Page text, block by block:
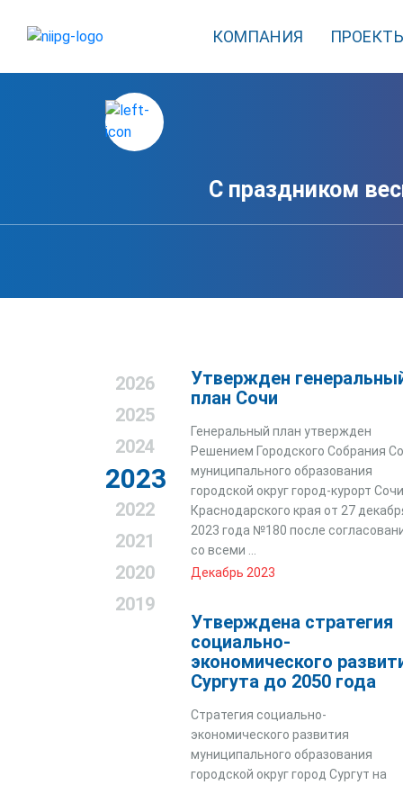
КОМПАНИЯ
С праздником
2026
2025
2024
2023
2022
2021
2020
2019
Утвержден
план Сочи
Генеральный план утвержден
Решением Городского Собрания
муниципального образования
городской округ город-курорт Сочи
Краснодарского края от 27
2023 года №180 после
со всеми ...
Декабрь 2023
Утверждена стратегия
социально-
экономического
Сургута до 2050 года
Стратегия социально-
экономического развития
муниципального образования
городской округ город Сургут на